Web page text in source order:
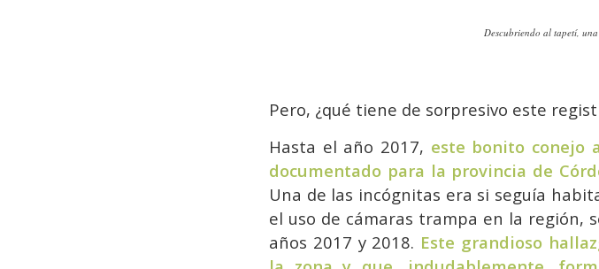
Descubriendo al tapetí,
Pero, ¿qué tiene de sorpresivo este
Hasta el año 2017, este bonito conejo
documentado para la provincia de
Una de las incógnitas era si seguía
el uso de cámaras trampa en la región,
años 2017 y 2018. Este grandioso